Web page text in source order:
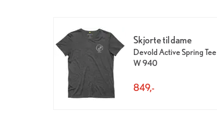
Skjorte til dame
Devold Active Spring Tee
W 940
849,-